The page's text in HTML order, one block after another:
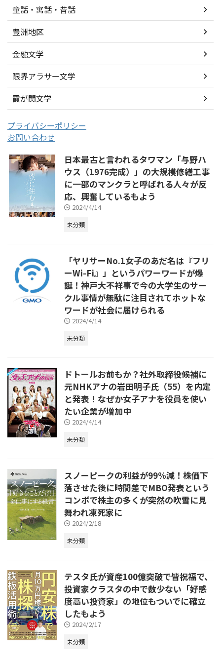
童話・寓話・昔話
豊洲地区
金融文学
限界アラサー文学
霞が関文学
プライバシーポリシー
お問い合わせ
日本最古と言われるタワマン「与野ハ
ウス（1976完成）」の大規模修繕工事
に一部のマンクラと呼ばれる人々が反
応、興奮しているもよう
2024/4/14
未分類
「ヤリサーNo.1女子のあだ名は『フリ
ーWi-Fi』」というパワーワードが爆
誕！神戸大不祥事で今の大学生のサー
クル事情が無駄に注目されてホットな
ワードが社会に届けられる
2024/4/14
未分類
ドトールお前もか？社外取締役候補に
元NHKアナの岩田明子氏（55）を内定
と発表！なぜか女子アナを役員を使い
たい企業が増加中
2024/4/14
未分類
スノーピークの利益が99%減！株価下
落させた後に時間差でMBO発表という
コンボで株主の多くが突然の吹雪に見
舞われ凍死家に
2024/2/18
未分類
テスタ氏が資産100億突破で皆祝福で、
投資家クラスタの中で数少ない「好感
度高い投資家」の地位もついでに確立
したもよう
2024/2/17
未分類